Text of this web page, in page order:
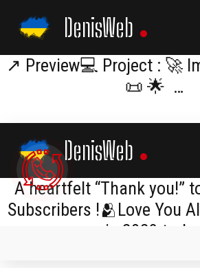
content
DenisWeb
↗️ Preview💻 Project : 🚀
📜 🌟 …